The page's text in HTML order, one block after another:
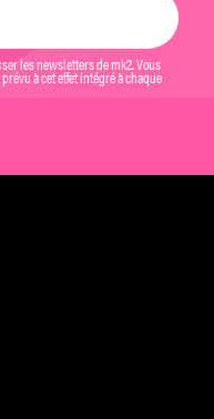
les newsletters de mk2. Vous
à cet effet intégré à chaque